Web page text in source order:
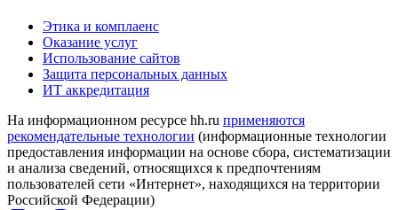
Этика и комплаенс
Оказание услуг
Использование сайтов
Защита персональных данных
ИТ аккредитация
На информационном ресурсе hh.ru применяются
рекомендательные технологии (информационные технологии
предоставления информации на основе сбора, систематизации
и анализа сведений, относящихся к предпочтениям
пользователей сети «Интернет», находящихся на территории
Российской Федерации)